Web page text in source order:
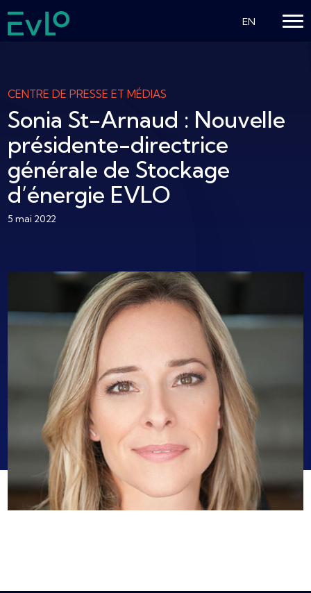
EN
CENTRE DE PRESSE ET MÉDIAS
Sonia St-Arnaud : Nouvelle
présidente-directrice
générale de Stockage
d’énergie EVLO
5 mai 2022